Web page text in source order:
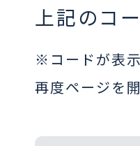
上記のコ
※コードが表
再度ページを